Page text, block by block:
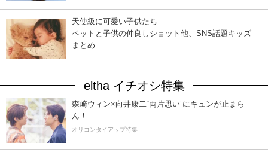
天使級に可愛い子供たち
ペットと子供の仲良しショット他、SNS話題キッズ
まとめ
eltha イチオシ特集
森崎ウィン×向井康二“両片思い”にキュンが止まら
ん！
オリコンタイアップ特集